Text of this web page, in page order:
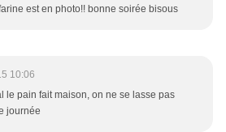
est en photo!! bonne soirée bisous
10:06
le pain fait maison, on ne se lasse pas
journée